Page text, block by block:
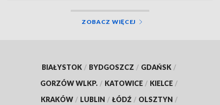
ZOBACZ WIĘCEJ
BIAŁYSTOK / BYDGOSZCZ / GDAŃSK /
GORZÓW WLKP. / KATOWICE / KIELCE /
KRAKÓW / LUBLIN / ŁÓDŹ / OLSZTYN /